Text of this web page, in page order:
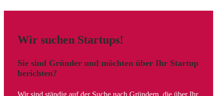
Wir suchen Startups!
Sie sind Gründer und möchten über Ihr Startup
berichten?